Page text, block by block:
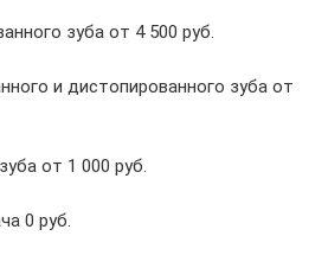
зуба от 4 500 руб.
и дистопированного зуба от
от 1 000 руб.
0 руб.